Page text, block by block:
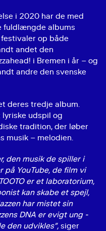
i 2020 har de med
fuldlængde albums
op både
andet den
i Bremen i år – og
andre den svenske
deres tredje album.
udspil og
tradition, der løber
musik – melodien.
den musik de spiller i
på YouTube, de film vi
er et laboratorium,
kan skabe et spejl,
har mistet sin
DNA er evigt ung -
den udvikles”, siger